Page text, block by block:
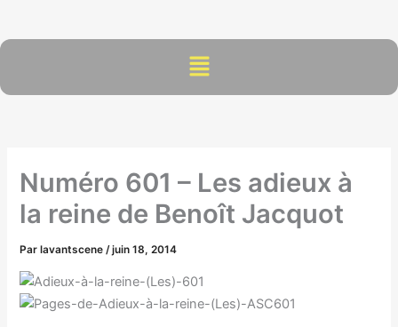
contenu
Menu
Numéro 601 – Les adieux à
la reine de Benoît Jacquot
Parlavantscene /juin 18, 2014